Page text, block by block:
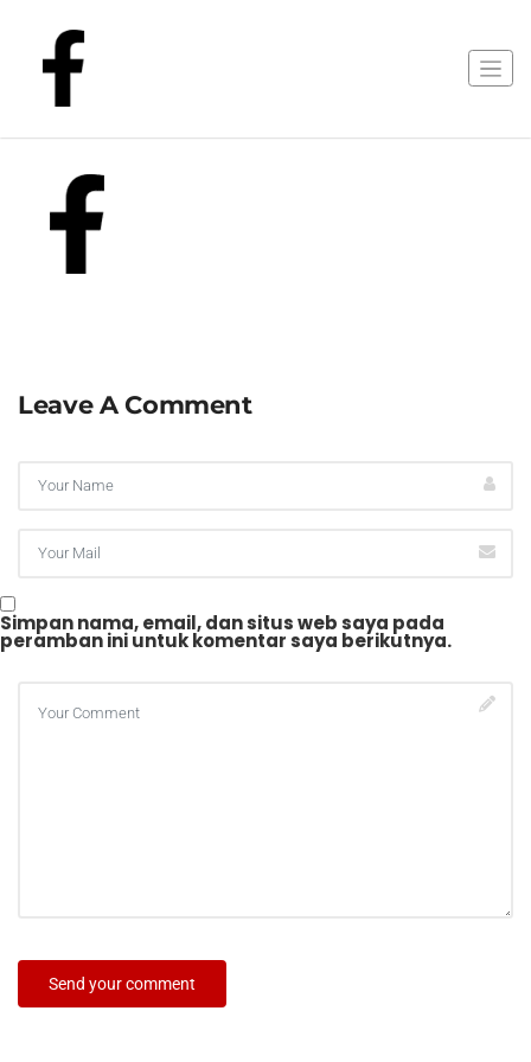
Leave A Comment
Simpan nama, email, dan situs web saya pada
peramban ini untuk komentar saya berikutnya.
Send your comment